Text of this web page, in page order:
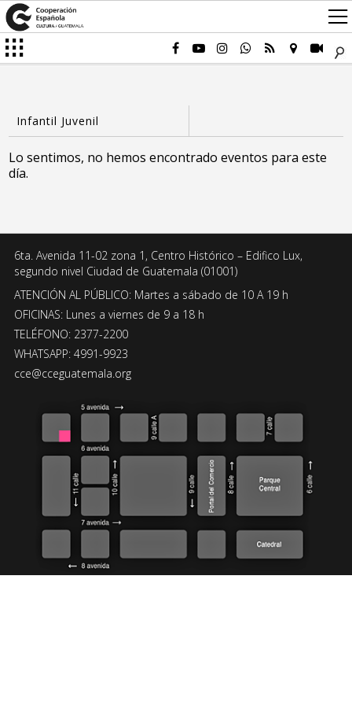
Lo sentimos, no hemos encontrado eventos para este
día.
6ta. Avenida 11-02 zona 1, Centro Histórico – Edifico Lux,
segundo nivel Ciudad de Guatemala (01001)
ATENCIÓN AL PÚBLICO: Martes a sábado de 10 A 19 h
OFICINAS: Lunes a viernes de 9 a 18 h
TELÉFONO: 2377-2200
WHATSAPP: 4991-9923
cce@cceguatemala.org